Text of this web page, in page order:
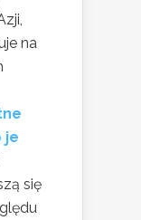
na
je
się